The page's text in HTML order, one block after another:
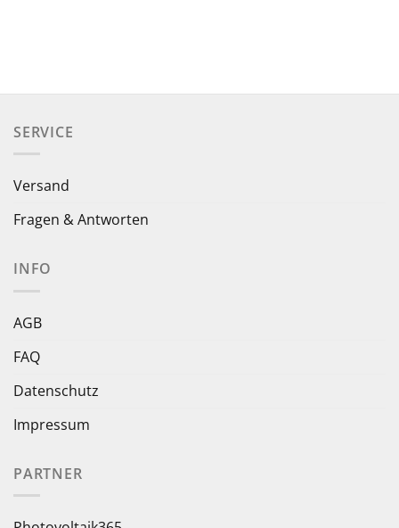
SERVICE
Versand
Fragen & Antworten
INFO
AGB
FAQ
Datenschutz
Impressum
PARTNER